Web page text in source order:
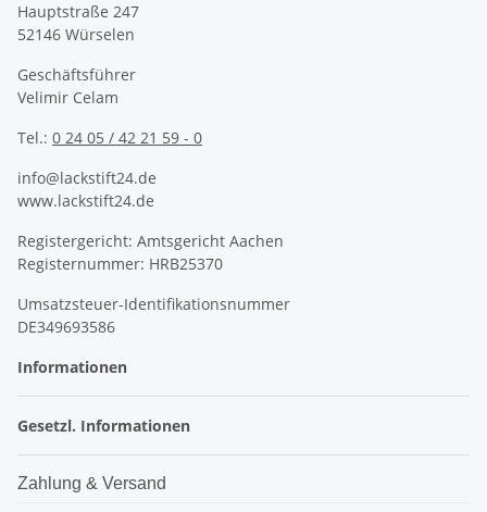
Hauptstraße 247
52146 Würselen
Geschäftsführer
Velimir Celam
Tel.: 0 24 05 / 42 21 59 - 0
info@lackstift24.de
www.lackstift24.de
Registergericht: Amtsgericht Aachen
Registernummer: HRB25370
Umsatzsteuer-Identifikationsnummer
DE349693586
Informationen
Gesetzl. Informationen
Zahlung & Versand